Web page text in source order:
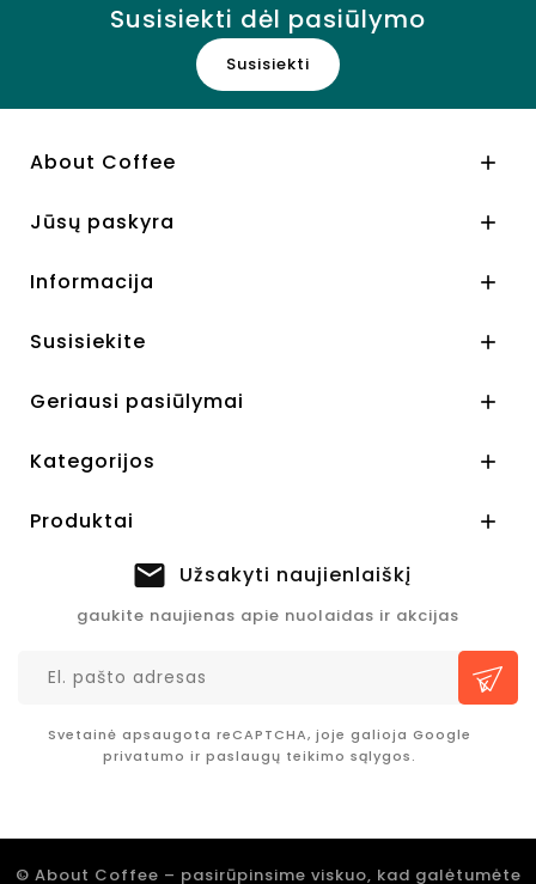
Susisiekti dėl pasiūlymo
Susisiekti
About Coffee 
Jūsų paskyra 
Informacija 
Susisiekite 
Geriausi pasiūlymai 
Kategorijos 
Produktai 
Užsakyti naujienlaiškį
gaukite naujienas apie nuolaidas ir akcijas
Svetainė apsaugota reCAPTCHA, joje galioja Google
privatumo ir paslaugų teikimo sąlygos.
© About Coffee – pasirūpinsime viskuo, kad galėtumėte